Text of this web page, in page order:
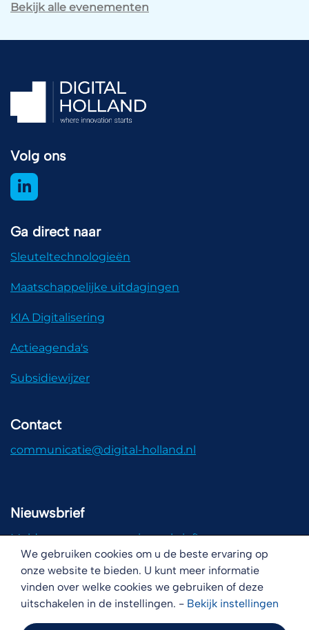
We gebruiken cookies om u de beste ervaring op
onze website te bieden. U kunt meer informatie
vinden over welke cookies we gebruiken of deze
uitschakelen in de instellingen. - Bekijk instellingen
Bekijk alle evenementen
Volg ons
Ga direct naar
Sleuteltechnologieën
Maatschappelijke uitdagingen
KIA Digitalisering
Actieagenda's
Subsidiewijzer
Contact
communicatie@digital-holland.nl
Nieuwsbrief
Meld u aan voor onze nieuwsbrief!